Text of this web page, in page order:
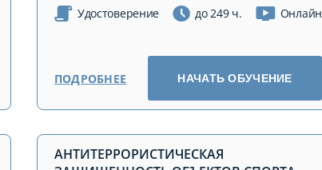
Удостоверение до 249 ч. Онлайн
ПОДРОБНЕЕ НАЧАТЬ ОБУЧЕНИЕ
АНТИТЕРРОРИСТИЧЕСКАЯ